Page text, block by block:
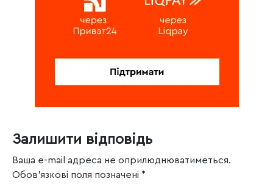
Залишити відповідь
Ваша e-mail адреса не оприлюднюватиметься.
Обов’язкові поля позначені *